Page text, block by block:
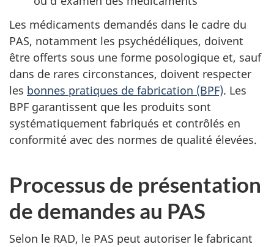
Les médicaments demandés dans le cadre du
PAS, notamment les psychédéliques, doivent
être offerts sous une forme posologique et, sauf
dans de rares circonstances, doivent respecter
les bonnes pratiques de fabrication (BPF). Les
BPF garantissent que les produits sont
systématiquement fabriqués et contrôlés en
conformité avec des normes de qualité élevées.
Processus de présentation
de demandes au PAS
Selon le RAD, le PAS peut autoriser le fabricant